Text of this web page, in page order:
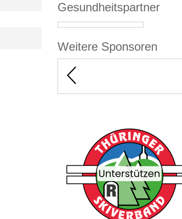
Gesundheitspartner
Weitere Sponsoren